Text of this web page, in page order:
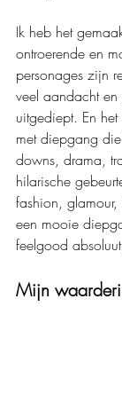
Ik heb het
ontroerende en
personages zijn
veel aandacht en
uitgediept. En
met diepgang
downs, drama,
hilarische
fashion,
een mooie
feelgood
Mijn